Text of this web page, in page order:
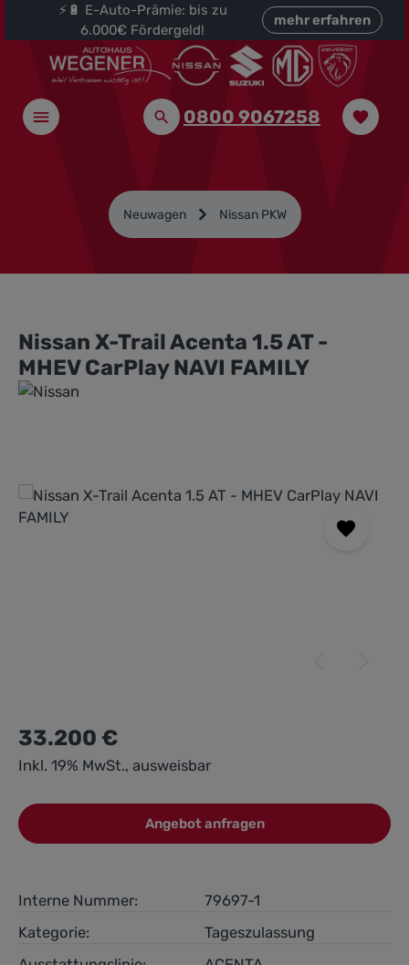
springen
⚡🔋 E-Auto-Prämie: bis zu
6.000€ Fördergeld!
mehr erfahren
0800 9067258
Neuwagen Nissan PKW
Nissan X-Trail Acenta 1.5 AT -
MHEV CarPlay NAVI FAMILY
Bildergalerie überspringen
33.200 €
Inkl. 19% MwSt., ausweisbar
Angebot anfragen
Interne Nummer:
79697-1
Kategorie:
Tageszulassung